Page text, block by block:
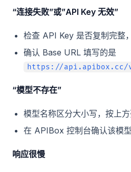
“连接失败”或”API Key 无效”
检查 API Key 是否复制完整
确认 Base URL 填写的是
https://api.apibox.cc/
“模型不存在”
模型名称区分大小写，按上
在 APIBox 控制台确认该模
响应很慢